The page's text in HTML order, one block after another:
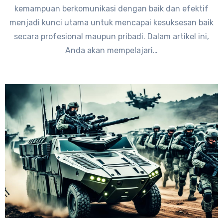
kemampuan berkomunikasi dengan baik dan efektif
menjadi kunci utama untuk mencapai kesuksesan baik
secara profesional maupun pribadi. Dalam artikel ini,
Anda akan mempelajari…